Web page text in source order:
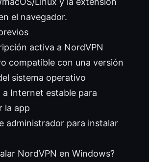
el navegador.
activa a NordVPN
compatible con una versión
sistema operativo
a Internet estable para
la app
administrador para instalar
NordVPN en Windows?